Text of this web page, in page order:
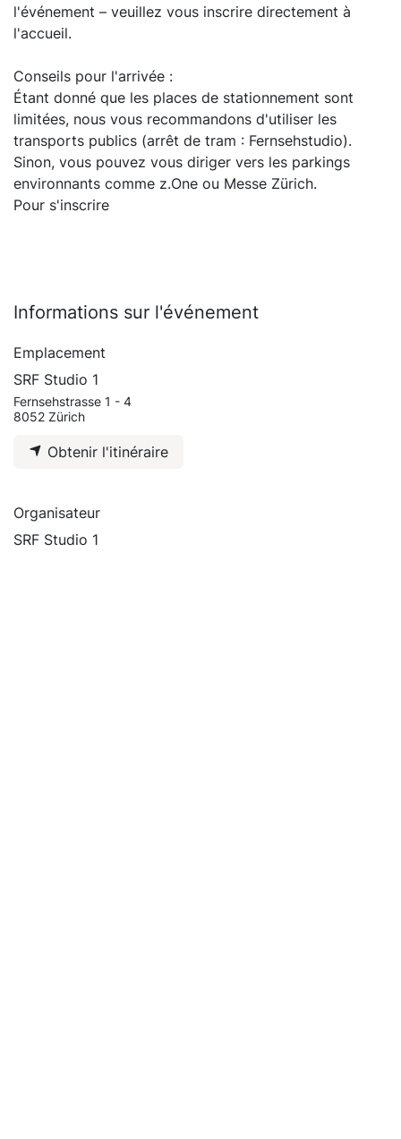
l'événement – veuillez vous inscrire directement à
l'accueil.
Conseils pour l'arrivée :
Étant donné que les places de stationnement sont
limitées, nous vous recommandons d'utiliser les
transports publics (arrêt de tram : Fernsehstudio).
Sinon, vous pouvez vous diriger vers les parkings
environnants comme z.One ou Messe Zürich.
Pour s'inscrire
Informations sur l'événement
Emplacement
SRF Studio 1
Fernsehstrasse 1 - 4
8052 Zürich
Obtenir l'itinéraire
Organisateur
SRF Studio 1